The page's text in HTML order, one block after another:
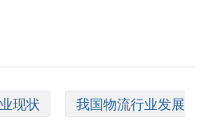
现状 我国物流行业发展